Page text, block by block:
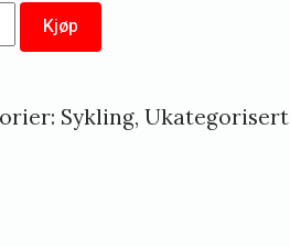
Kjøp
Sykling,Ukategorisert